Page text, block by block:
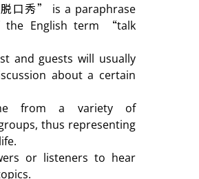
口秀” is a paraphrase
the English term “talk
and guests will usually
about a certain
from a variety of
thus representing
or listeners to hear